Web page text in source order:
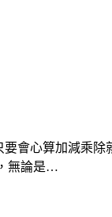
會心算加減乘
無論是…